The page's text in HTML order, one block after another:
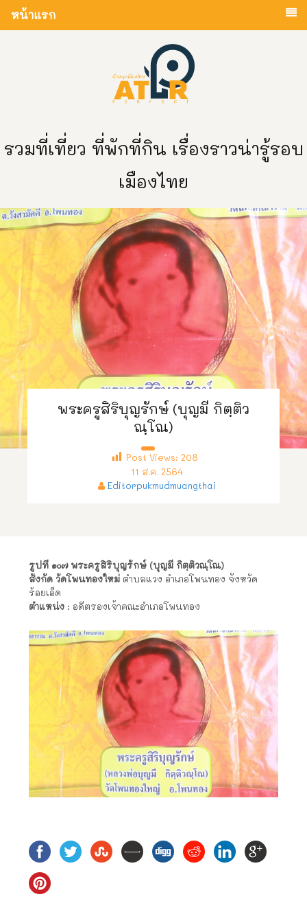
หน้าแรก
รวมที่เที่ยว ที่พักที่กิน เรื่องราวน่ารู้รอบ
เมืองไทย
พระครูสิริบุญรักษ์ (บุญมี กิตฺติว
ณฺโณ)
Post Views: 208
11 ส.ค. 2564
Editorpukmudmuangthai
รูปที่ ๑๐๗ พระครูสิริบุญรักษ์ (บุญมี กิตฺติวณฺโณ)
สังกัด วัดโพนทองใหม่ ตำบลแวง อำเภอโพนทอง จังหวัด
ร้อยเอ็ด
ตำแหน่ง : อดีตรองเจ้าคณะอำเภอโพนทอง